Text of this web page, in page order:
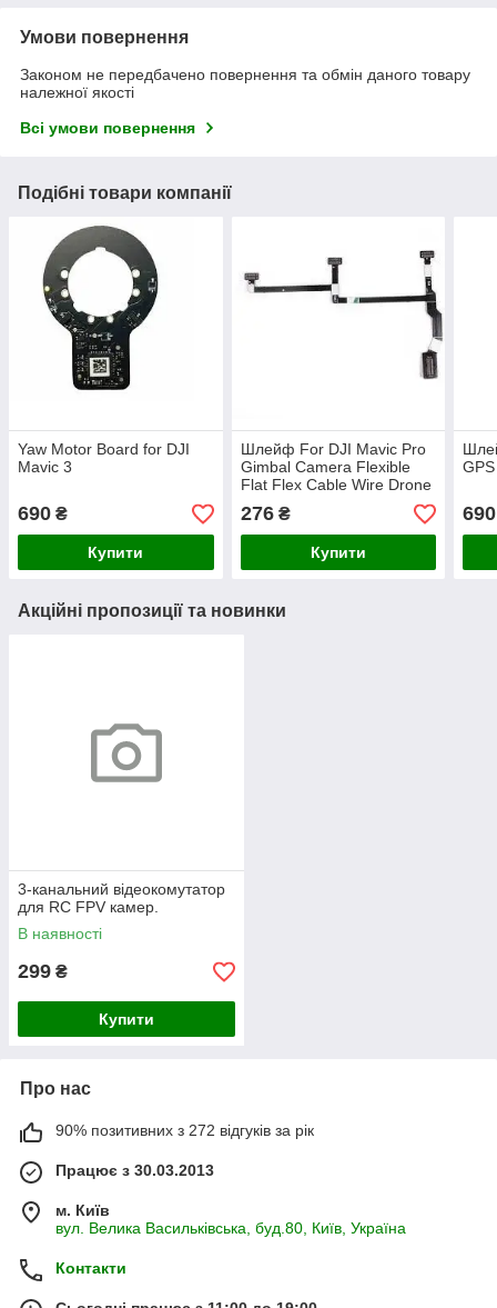
Умови повернення
Законом не передбачено повернення та обмін даного товару
належної якості
Всі умови повернення
Подібні товари компанії
Yaw Motor Board for DJI
Mavic 3
690 ₴
Купити
Шлейф For DJI Mavic Pro
Gimbal Camera Flexible
Flat Flex Cable Wire Drone
Ribbon
276₴
Купити
690
Акційні пропозиції та новинки
3-канальний відеокомутатор
для RC FPV камер.
В наявності
299 ₴
Купити
Про нас
90% позитивних з 272 відгуків за рік
Працює з 30.03.2013
м. Київ
вул. Велика Васильківська, буд.80, Київ, Україна
Контакти